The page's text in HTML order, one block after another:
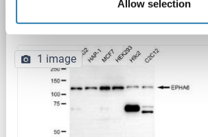
Allow selection
Reaktivität: Human WB Wirt:
25GB7205
unconjugated
1 image